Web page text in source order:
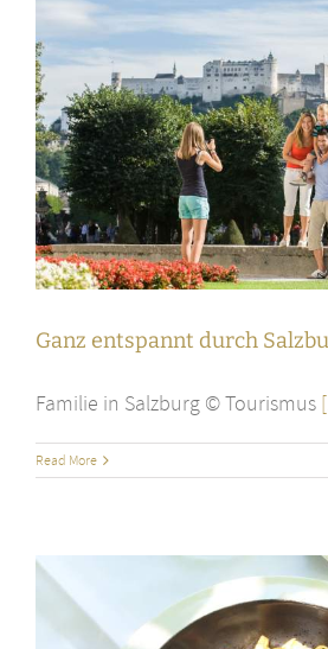
Ganz entspannt durch
Familie in Salzburg © Tourismus
Read More